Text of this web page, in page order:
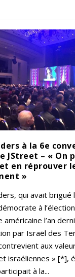
à la 6e
JStreet – « On
en réprouver
»
qui avait brigué
à l’élection
américaine l’an
par Israël des
aux
israéliennes » [*],
à la...